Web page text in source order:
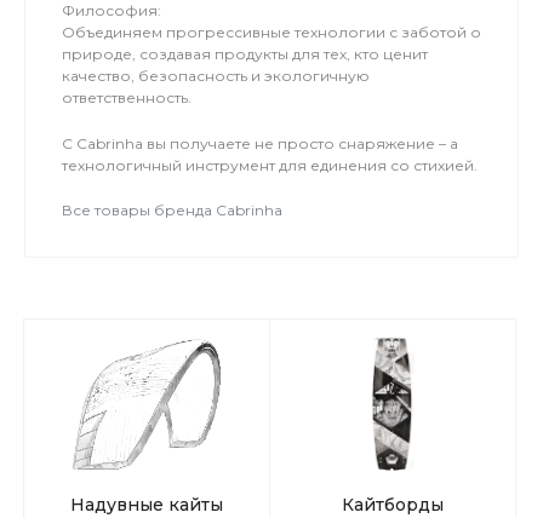
Философия:
Объединяем прогрессивные технологии с заботой о
природе, создавая продукты для тех, кто ценит
качество, безопасность и экологичную
ответственность.
С Cabrinha вы получаете не просто снаряжение – а
технологичный инструмент для единения со стихией.
Все товары бренда Cabrinha
Надувные кайты Кайтборды